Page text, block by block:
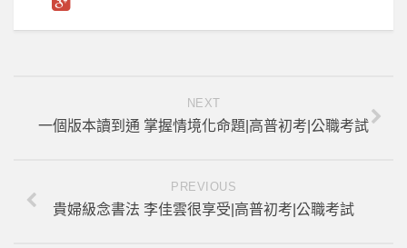
NEXT
一個版本讀到通 掌握情境化命題|高普初考|公職考試
PREVIOUS
貴婦級念書法 李佳雲很享受|高普初考|公職考試